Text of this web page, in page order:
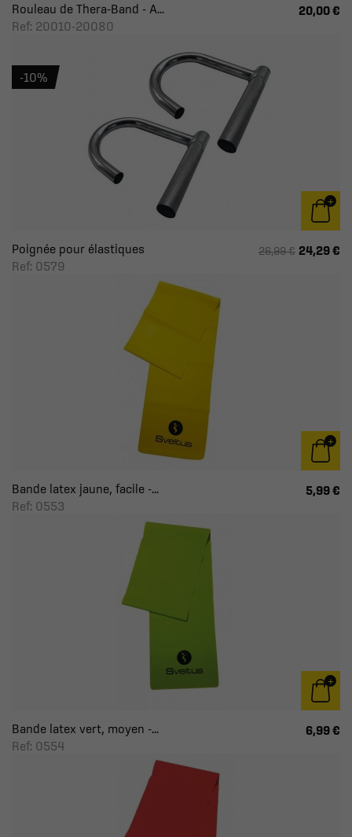
Rouleau de Thera-Band - A...
Ref: 20010-20080
20,00 €
Poignée pour élastiques
Ref: 0579
26,99 € 24,29 €
-10%
Bande latex jaune, facile -...
Ref: 0553
5,99 €
Bande latex vert, moyen -...
Ref: 0554
6,99 €